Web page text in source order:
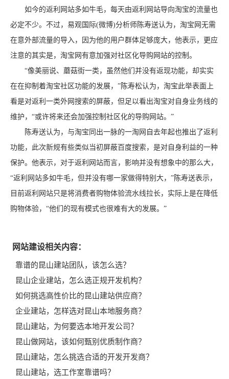
如今的返利网站多如牛毛，每天由返利网站导向淘宝的流量也
必定不少。不过，易观国际(微博)分析师陈寿送认为，淘宝网无需
在意外部流量的导入，因为他的用户群体足够庞大，他表示，更应
注意的其实是，淘宝网有意加强对社区化导购网站的控制。
“像美丽说、蘑菇街一类，虽然他们并没有返现功能，却实实
在在抑制着淘宝社区功能的发展，”陈寿松认为，淘宝此举表面上
看是对返利一类外网搜索的屏蔽，但足以看出淘宝对自身业务线的
维护，“或许将来还会加强控制社区化的导购网站。”
陈寿送认为，与淘宝同出一脉的一淘网自去年起也推出了返利
功能，此次新规有些类似当初屏蔽百度搜索，是对自身利益的一种
保护。他表示，对于返利网站而言，影响并没有想象中的那么大，
“返利网站多如牛毛，但并没有哪一家做得特别大，”陈寿送表示，
目前返利网站只是将消费者购物体验流水线拉长，实际上是在降低
购物体验，“他们的现有模式也很难有大的发展。”
网站建设相关内容：
靠谱的昆山建站团队，该怎么选？
昆山企业建站，怎么选正规开发机构？
如何挑选高性价比的昆山建站供应商？
企业建站，怎样选对昆山本地服务商？
昆山建站，为何要选本地开发公司？
昆山做网站，该如何甄别优质制作商？
昆山建站，怎么挑选合适的开发开发商？
昆山建站，选工作室靠谱吗？